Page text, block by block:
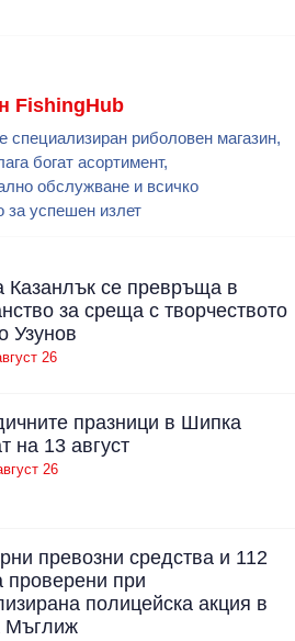
FishingHub
специализиран риболовен магазин,
богат асортимент,
обслужване и всичко
за успешен излет
се превръща в
за среща с творчеството
Узунов
26
празници в Шипка
на 13 август
26
превозни средства и 112
проверени при
полицейска акция в
Мъглиж